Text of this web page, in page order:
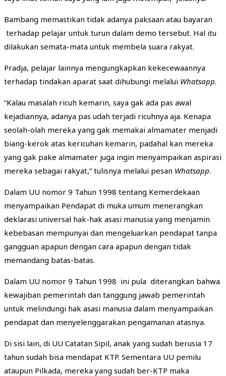
Bambang memastikan tidak adanya paksaan atau bayaran
terhadap pelajar untuk turun dalam demo tersebut. Hal itu
dilakukan semata-mata untuk membela suara rakyat.
Pradja, pelajar lainnya mengungkapkan kekecewaannya
terhadap tindakan aparat saat dihubungi melalui Whatsapp.
“Kalau masalah ricuh kemarin, saya gak ada pas awal
kejadiannya, adanya pas udah terjadi ricuhnya aja. Kenapa
seolah-olah mereka yang gak memakai almamater menjadi
biang-kerok atas kericuhan kemarin, padahal kan mereka
yang gak pake almamater juga ingin menyampaikan aspirasi
mereka sebagai rakyat,” tulisnya melalui pesan Whatsapp.
Dalam UU nomor 9 Tahun 1998 tentang Kemerdekaan
menyampaikan Pendapat di muka umum menerangkan
deklarasi universal hak-hak asasi manusia yang menjamin
kebebasan mempunyai dan mengeluarkan pendapat tanpa
gangguan apapun dengan cara apapun dengan tidak
memandang batas-batas.
Dalam UU nomor 9 Tahun 1998 ini pula diterangkan bahwa
kewajiban pemerintah dan tanggung jawab pemerintah
untuk melindungi hak asasi manusia dalam menyampaikan
pendapat dan menyelenggarakan pengamanan atasnya.
Di sisi lain, di UU Catatan Sipil, anak yang sudah berusia 17
tahun sudah bisa mendapat KTP. Sementara UU pemilu
ataupun Pilkada, mereka yang sudah ber-KTP maka